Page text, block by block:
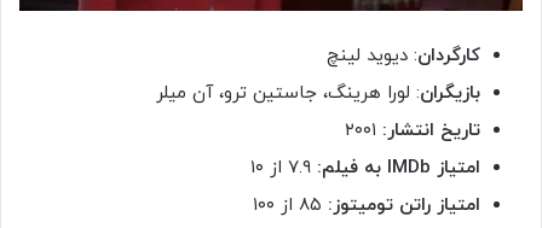
کارگردان: دیوید لینچ
بازیگران: لورا هرینگ، جاستین ترو، آن میلر
تاریخ انتشار:
امتیاز IMDb به فیلم:
امتیاز راتن تومیتوز: